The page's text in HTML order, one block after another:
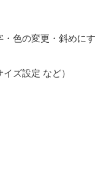
色の変更・斜めにす
ズ設定 など）